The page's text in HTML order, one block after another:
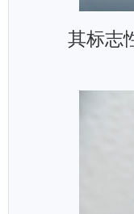
其标志